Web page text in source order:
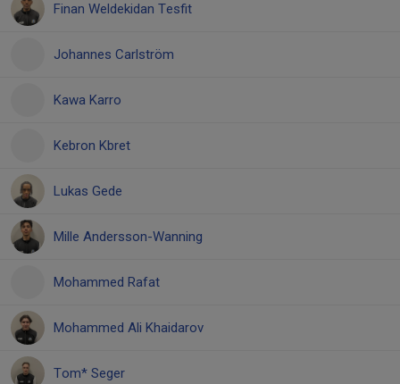
Finan Weldekidan Tesfit
Johannes Carlström
Kawa Karro
Kebron Kbret
Lukas Gede
Mille Andersson-Wanning
Mohammed Rafat
Mohammed Ali Khaidarov
Tom* Seger